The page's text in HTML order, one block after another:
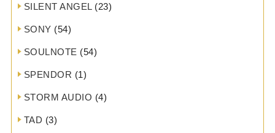
SILENT ANGEL(23)
SONY (54)
SOULNOTE (54)
SPENDOR (1)
STORM AUDIO (4)
TAD (3)